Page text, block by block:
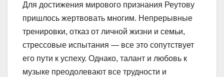
Для достижения мирового признания Реутову
пришлось жертвовать многим. Непрерывные
тренировки, отказ от личной жизни и семьи,
стрессовые испытания — все это сопутствует
его пути к успеху. Однако, талант и любовь к
музыке преодолевают все трудности и